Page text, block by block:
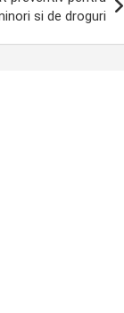
si de droguri